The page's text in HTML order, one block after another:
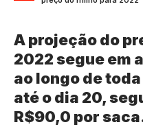
A projeção do
2022 segue em
ao longo de
até o dia 20,
R$90,0 por